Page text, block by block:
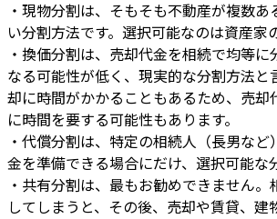
・現物分割は、そもそも不動産が複数
い分割方法です。選択可能なのは資産家
・換価分割は、売却代金を相続で均等
なる可能性が低く、現実的な分割方法と
却に時間がかかることもあるため、売却
に時間を要する可能性もあります。
・代償分割は、特定の相続人（長男な
金を準備できる場合にだけ、選択可能な
・共有分割は、最もお勧めできません
してしまうと、その後、売却や賃貸、建